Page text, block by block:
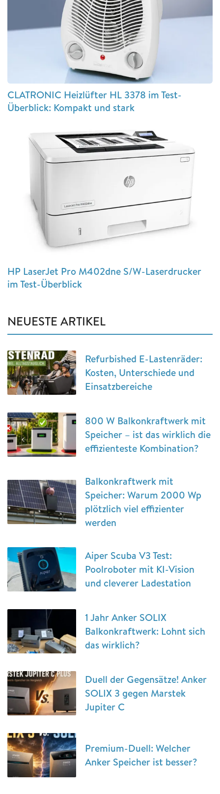
CLATRONIC Heizlüfter HL 3378 im Test-
Überblick: Kompakt und stark
HP LaserJet Pro M402dne S/W-Laserdrucker
im Test-Überblick
NEUESTE ARTIKEL
Refurbished E-Lastenräder:
Kosten, Unterschiede und
Einsatzbereiche
800 W Balkonkraftwerk mit
Speicher – ist das wirklich die
effizienteste Kombination?
Balkonkraftwerk mit
Speicher: Warum 2000 Wp
plötzlich viel effizienter
werden
Aiper Scuba V3 Test:
Poolroboter mit KI-Vision
und cleverer Ladestation
1 Jahr Anker SOLIX
Balkonkraftwerk: Lohnt sich
das wirklich?
Duell der Gegensätze! Anker
SOLIX 3 gegen Marstek
Jupiter C
Premium-Duell: Welcher
Anker Speicher ist besser?